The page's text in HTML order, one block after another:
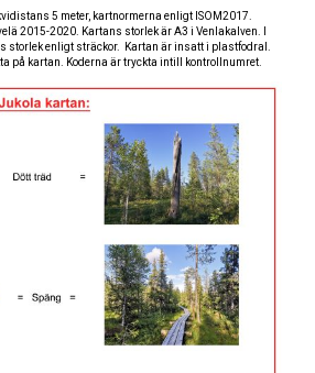
5 meter, kartnormerna enligt ISOM2017.
2015-2020. Kartans storlek är A3 i Venlakalven. I
storlek enligt sträckor. Kartan är insatt i plastfodral.
på kartan. Koderna är tryckta intill kontrollnumret.